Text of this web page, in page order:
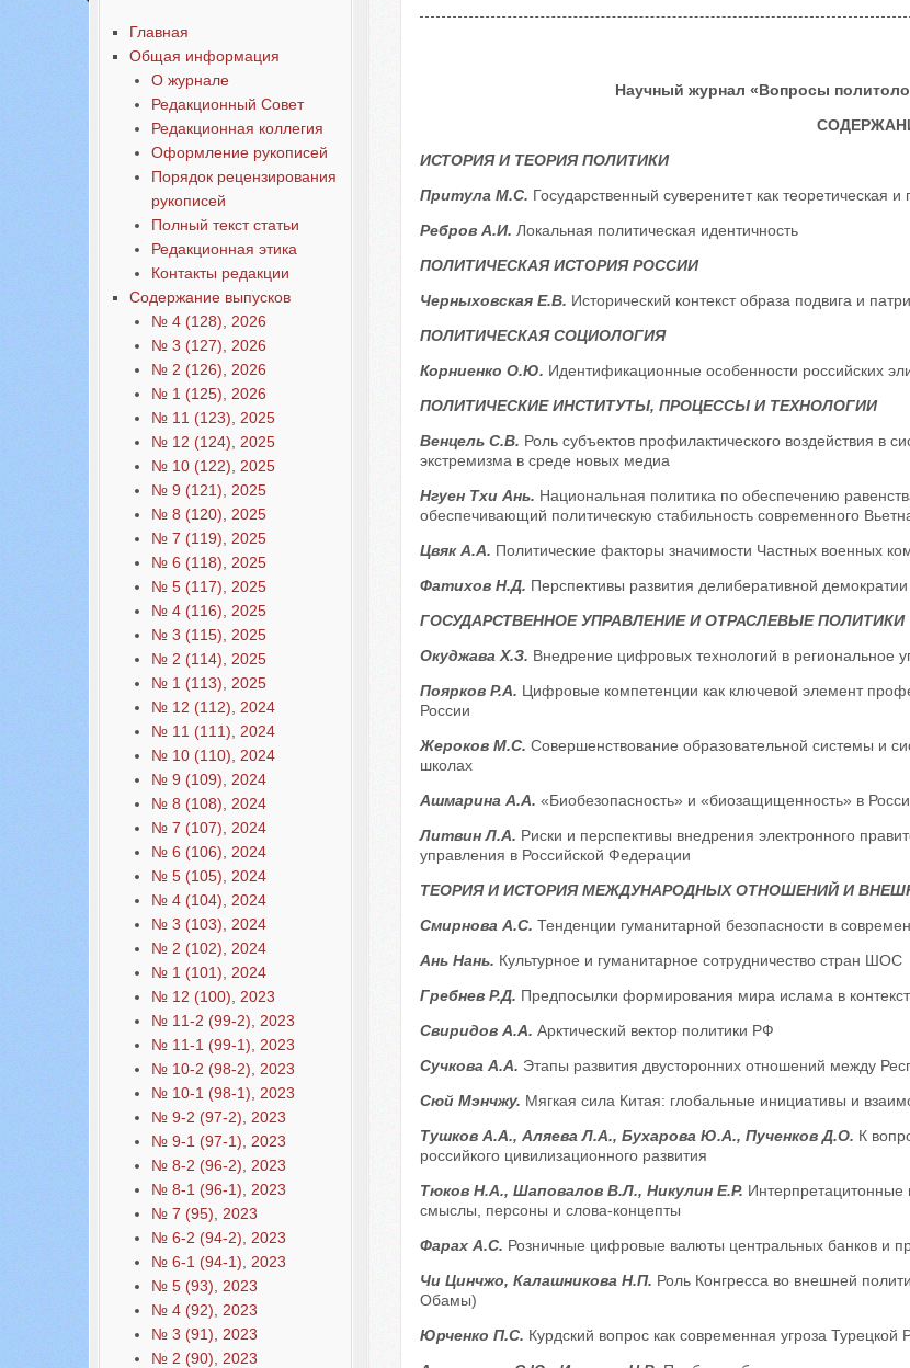
Главная
Общая информация
О журнале
Редакционный Совет
Редакционная коллегия
Оформление рукописей
Порядок рецензирования
рукописей
Полный текст статьи
Редакционная этика
Контакты редакции
Содержание выпусков
№ 4 (128), 2026
№ 3 (127), 2026
№ 2 (126), 2026
№ 1 (125), 2026
№ 11 (123), 2025
№ 12 (124), 2025
№ 10 (122), 2025
№ 9 (121), 2025
№ 8 (120), 2025
№ 7 (119), 2025
№ 6 (118), 2025
№ 5 (117), 2025
№ 4 (116), 2025
№ 3 (115), 2025
№ 2 (114), 2025
№ 1 (113), 2025
№ 12 (112), 2024
№ 11 (111), 2024
№ 10 (110), 2024
№ 9 (109), 2024
№ 8 (108), 2024
№ 7 (107), 2024
№ 6 (106), 2024
№ 5 (105), 2024
№ 4 (104), 2024
№ 3 (103), 2024
№ 2 (102), 2024
№ 1 (101), 2024
№ 12 (100), 2023
№ 11-2 (99-2), 2023
№ 11-1 (99-1), 2023
№ 10-2 (98-2), 2023
№ 10-1 (98-1), 2023
№ 9-2 (97-2), 2023
№ 9-1 (97-1), 2023
№ 8-2 (96-2), 2023
№ 8-1 (96-1), 2023
№ 7 (95), 2023
№ 6-2 (94-2), 2023
№ 6-1 (94-1), 2023
№ 5 (93), 2023
№ 4 (92), 2023
№ 3 (91), 2023
№ 2 (90), 2023
Научный журнал «Вопросы
ИСТОРИЯ И ТЕОРИЯ ПОЛИТИКИ
Притула М.С. Государственный суверенитет как теоретическая
Ребров А.И. Локальная политическая идентичность
ПОЛИТИЧЕСКАЯ ИСТОРИЯ РОССИИ
Черныховская Е.В. Исторический контекст образа подвига и
ПОЛИТИЧЕСКАЯ СОЦИОЛОГИЯ
Корниенко О.Ю. Идентификационные особенности российских
ПОЛИТИЧЕСКИЕ ИНСТИТУТЫ, ПРОЦЕССЫ И ТЕХНОЛОГИИ
Венцель С.В. Роль субъектов профилактического воздействия в
экстремизма в среде новых медиа
Нгуен Тхи Ань. Национальная политика по обеспечению
обеспечивающий политическую стабильность современного
Цвяк А.А. Политические факторы значимости Частных военных
Фатихов Н.Д. Перспективы развития делиберативной
ГОСУДАРСТВЕННОЕ УПРАВЛЕНИЕ И ОТРАСЛЕВЫЕ ПОЛИТИКИ
Окуджава Х.З. Внедрение цифровых технологий в региональное
Поярков Р.А. Цифровые компетенции как ключевой элемент
России
Жероков М.С. Совершенствование образовательной системы и
школах
Ашмарина А.А. «Биобезопасность» и «биозащищенность» в
Литвин Л.А. Риски и перспективы внедрения электронного
управления в Российской Федерации
ТЕОРИЯ И ИСТОРИЯ МЕЖДУНАРОДНЫХ ОТНОШЕНИЙ И
Смирнова А.С. Тенденции гуманитарной безопасности в
Ань Нань. Культурное и гуманитарное сотрудничество стран ШОС
Гребнев Р.Д. Предпосылки формирования мира ислама в
Свиридов А.А. Арктический вектор политики РФ
Сучкова А.А. Этапы развития двусторонних отношений между
Сюй Мэнчжу. Мягкая сила Китая: глобальные инициативы и
Тушков А.А., Аляева Л.А., Бухарова Ю.А., Пученков Д.О. К
российкого цивилизационного развития
Тюков Н.А., Шаповалов В.Л., Никулин Е.Р. Интерпретацитонные
смыслы, персоны и слова-концепты
Фарах А.С. Розничные цифровые валюты центральных банков и
Чи Цинчжо, Калашникова Н.П. Роль Конгресса во внешней
Обамы)
Юрченко П.С. Курдский вопрос как современная угроза Турецкой